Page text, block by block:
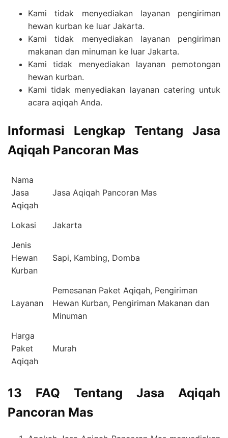
Kami tidak menyediakan layanan pengiriman
hewan kurban ke luar Jakarta.
Kami tidak menyediakan layanan pengiriman
makanan dan minuman ke luar Jakarta.
Kami tidak menyediakan layanan pemotongan
hewan kurban.
Kami tidak menyediakan layanan catering untuk
acara aqiqah Anda.
Informasi Lengkap Tentang Jasa
Aqiqah Pancoran Mas
Nama
Jasa
Aqiqah
Jasa Aqiqah Pancoran Mas
Lokasi
Jakarta
Jenis
Hewan
Kurban
Sapi, Kambing, Domba
Layanan
Pemesanan Paket Aqiqah, Pengiriman
Hewan Kurban, Pengiriman Makanan dan
Minuman
Harga
Paket
Aqiqah
Murah
13 FAQ Tentang Jasa Aqiqah
Pancoran Mas